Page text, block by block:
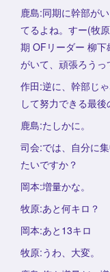
鹿島:同期に幹部が
てるよね。すー(牧
期 OFリーダー 柳
がいて、頑張ろうっ
作田:逆に、幹部じ
して努力できる最後
鹿島:たしかに。
司会:では、自分に
たいですか？
岡本:増量かな。
牧原:あと何キロ？
岡本:あと13キロ
牧原:うわ、大変。